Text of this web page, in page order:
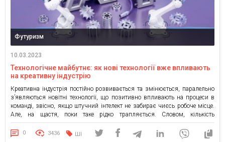
Футуризм
10.03.2023
Технологічне майбутнє: як нові технології вже впливають
на креативну індустрію
Креативна індустрія постійно розвивається та змінюється, паралельно
з’являються новітні технології, що позитивно впливають на процеси в
команді, звісно, якщо штучний інтелект не забирає чиєсь робоче місце.
Але, на щастя, поки таке рідко трапляється. Словом, кількість
можливостей для креативників зростає, однак, постають і нові виклики.
Інноваційні технології, такі як штучний інтелект (AI), віртуальна та
0 3436 ШІ